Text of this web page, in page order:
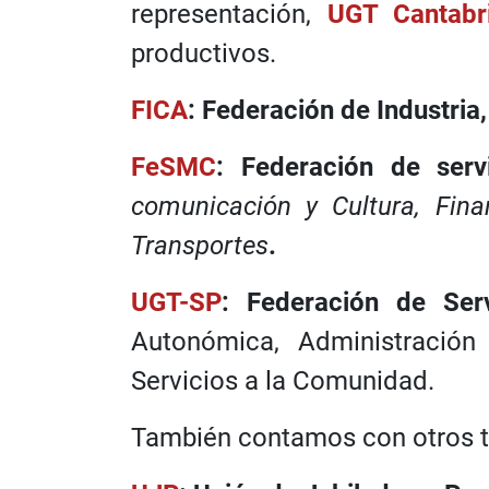
representación, UGT
productivos.
FICA: Federación de
FeSMC:
Federación de
comunicación y Cultura,
Transportes.
UGT-SP:
Federación de
Autonómica,
Servicios a la Comunidad.
También contamos con otros